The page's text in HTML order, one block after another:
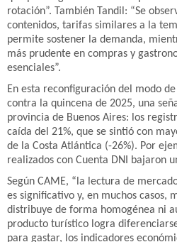
rotación”. También Tandil: “Se
contenidos, tarifas similares a la
permite sostener la demanda,
más prudente en compras y
esenciales”.
En esta reconfiguración del modo
contra la quincena de 2025, una
provincia de Buenos Aires: los
caída del 21%, que se sintió con
de la Costa Atlántica (-26%). Por
realizados con Cuenta DNI bajaron
Según CAME, “la lectura de
es significativo y, en muchos casos,
distribuye de forma homogénea ni
producto turístico logra
para gastar, los indicadores